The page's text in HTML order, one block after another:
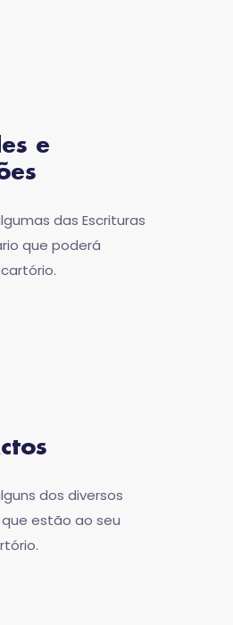
e
das Escrituras
que poderá
dos diversos
estão ao seu